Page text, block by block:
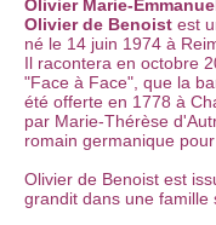
Olivier Marie-
Olivier de Benoist est
né le 14 juin 1974 à
Il racontera en octobre
"Face à Face", que la
été offerte en 1778 à
par Marie-Thérèse
romain germanique
Olivier de Benoist est
grandit dans une famille